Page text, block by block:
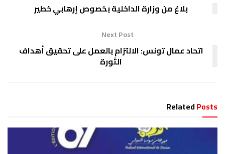
بلاغ من وزارة الداخلية بخصوص إرهابي خطير
Next Post
اتحاد عمال تونس: الالتزام بالعمل على تحقيق أهداف
الثورة
RelatedPosts